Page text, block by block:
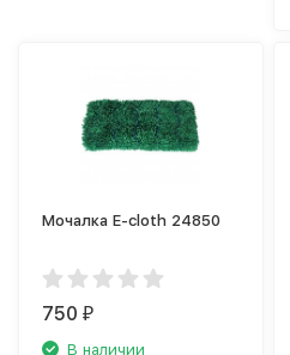
Мочалка E-cloth 24850
750₽
В наличии